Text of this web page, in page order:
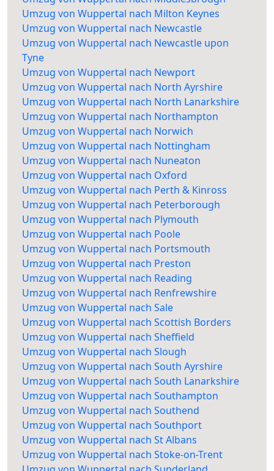
Umzug von Wuppertal nach Milton Keynes
Umzug von Wuppertal nach Newcastle
Umzug von Wuppertal nach Newcastle upon
Tyne
Umzug von Wuppertal nach Newport
Umzug von Wuppertal nach North Ayrshire
Umzug von Wuppertal nach North Lanarkshire
Umzug von Wuppertal nach Northampton
Umzug von Wuppertal nach Norwich
Umzug von Wuppertal nach Nottingham
Umzug von Wuppertal nach Nuneaton
Umzug von Wuppertal nach Oxford
Umzug von Wuppertal nach Perth & Kinross
Umzug von Wuppertal nach Peterborough
Umzug von Wuppertal nach Plymouth
Umzug von Wuppertal nach Poole
Umzug von Wuppertal nach Portsmouth
Umzug von Wuppertal nach Preston
Umzug von Wuppertal nach Reading
Umzug von Wuppertal nach Renfrewshire
Umzug von Wuppertal nach Sale
Umzug von Wuppertal nach Scottish Borders
Umzug von Wuppertal nach Sheffield
Umzug von Wuppertal nach Slough
Umzug von Wuppertal nach South Ayrshire
Umzug von Wuppertal nach South Lanarkshire
Umzug von Wuppertal nach Southampton
Umzug von Wuppertal nach Southend
Umzug von Wuppertal nach Southport
Umzug von Wuppertal nach St Albans
Umzug von Wuppertal nach Stoke-on-Trent